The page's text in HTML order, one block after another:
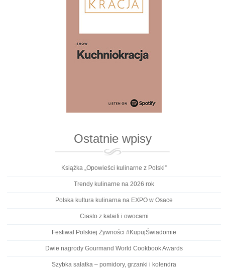
Ostatnie wpisy
Książka „Opowieści kulinarne z Polski”
Trendy kulinarne na 2026 rok
Polska kultura kulinarna na EXPO w Osace
Ciasto z kataifi i owocami
Festiwal Polskiej Żywności #KupujŚwiadomie
Dwie nagrody Gourmand World Cookbook Awards
Szybka sałatka – pomidory, grzanki i kolendra